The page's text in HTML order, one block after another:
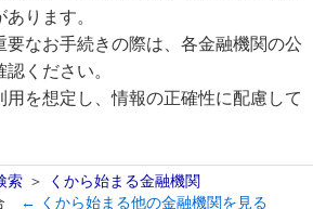
ります。
要なお手続きの際は、各金融機関の公
ください。
を想定し、情報の正確性に配慮して
索
くから始まる金融機関
← くから始まる他の金融機関を見る